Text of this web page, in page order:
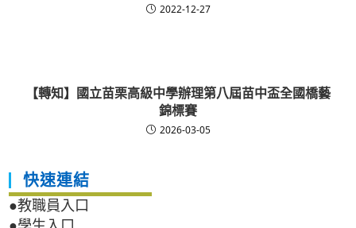
2022-12-27
【轉知】國立苗栗高級中學辦理第八屆苗中盃全國橋藝
錦標賽
2026-03-05
快速連結
●教職員入口